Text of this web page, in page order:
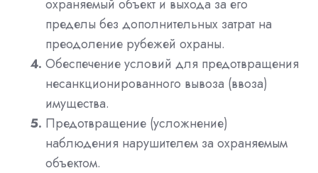
охраняемый объект и выхода за его
пределы без дополнительных затрат на
преодоление рубежей охраны.
Обеспечение условий для предотвращения
несанкционированного вывоза (ввоза)
имущества.
Предотвращение (усложнение)
наблюдения нарушителем за охраняемым
объектом.